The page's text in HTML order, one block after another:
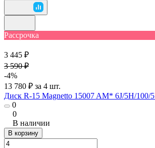
Рассрочка
3 445 ₽
3 590 ₽
-4%
13 780 ₽ за 4 шт.
Диск R-15 Magnetto 15007 AM* 6J/5H/100/
0
0
В наличии
В корзину